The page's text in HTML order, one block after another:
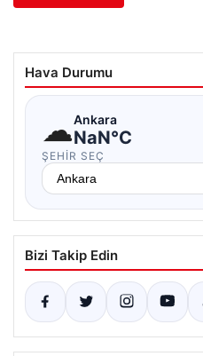
Hava Durumu
☁Ankara
NaN°C
ŞEHIR SEÇ
Bizi Takip Edin